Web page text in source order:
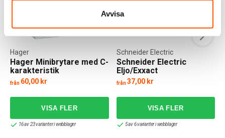
Avvisa
Hager Minibrytare med C-
karakteristik
Skruvkoppling
Hager
från 60,00 kr
16 av 23 varianter i webblager
Schneider Electric
Eljo/Exxact
Kopplingsdosa U56 IP55
Schneider Electric
från 37,00 kr
5 av 6 varianter i webblager